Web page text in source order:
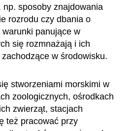
np. sposoby znajdowania
rozrodu czy dbania o
panujące w
się rozmnażają i ich
w środowisku.
stworzeniami morskimi w
zoologicznych, ośrodkach
zwierząt, stacjach
też pracować przy